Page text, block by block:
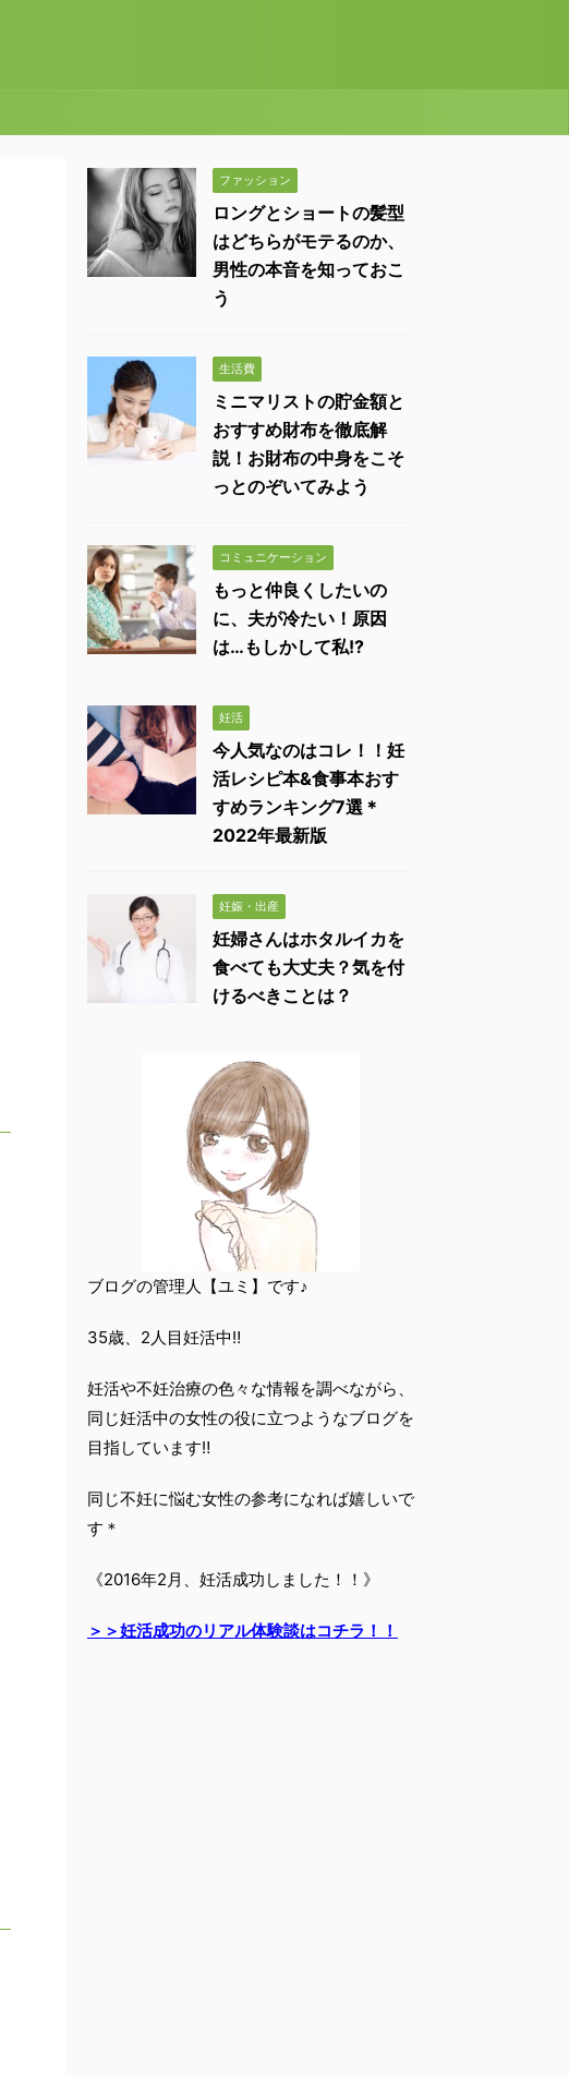
ファッション
ロングとショートの髪型
はどちらがモテるのか、
男性の本音を知っておこ
う
生活費
ミニマリストの貯金額と
おすすめ財布を徹底解
説！お財布の中身をこそ
っとのぞいてみよう
コミュニケーション
もっと仲良くしたいの
に、夫が冷たい！原因
は…もしかして私!?
妊活
今人気なのはコレ！！妊
活レシピ本&食事本おす
すめランキング7選＊
2022年最新版
妊娠・出産
妊婦さんはホタルイカを
食べても大丈夫？気を付
けるべきことは？
ブログの管理人【ユミ】です♪
35歳、2人目妊活中‼︎
妊活や不妊治療の色々な情報を調べながら、
同じ妊活中の女性の役に立つようなブログを
目指しています‼︎
同じ不妊に悩む女性の参考になれば嬉しいで
す＊
《2016年2月、妊活成功しました！！》
＞＞妊活成功のリアル体験談はコチラ！！